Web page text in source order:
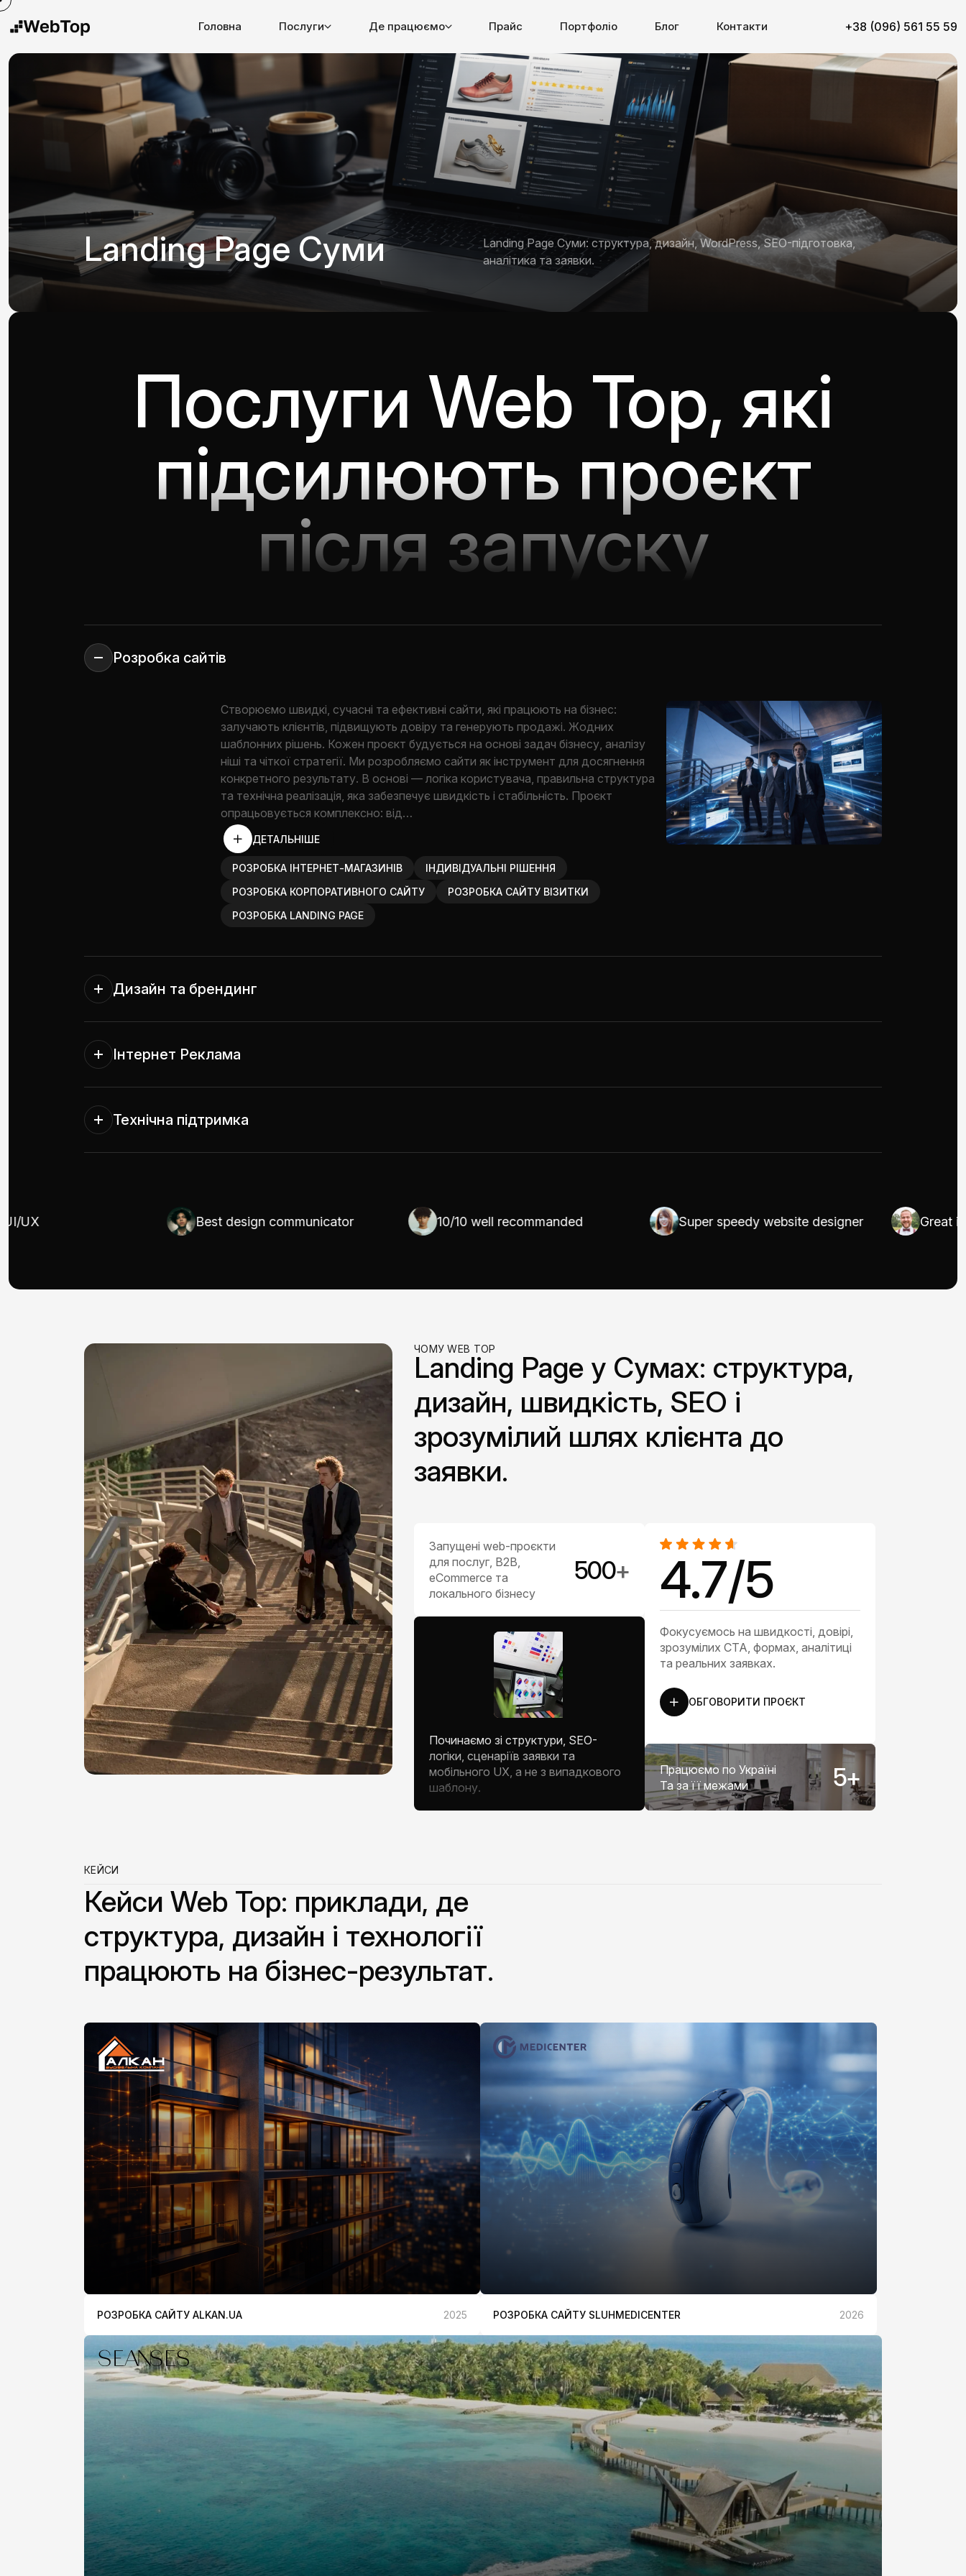
Головна Послуги Де працюємо Прайс Портфоліо Блог Контакти +38 (096) 561 55 59
Landing Page Суми
Landing Page Суми: структура, дизайн, WordPress, SEO-підготовка,
аналітика та заявки.
Послуги Web Top, які
підсилюють проєкт
після запуску
Розробка сайтів
Створюємо швидкі, сучасні та ефективні сайти, які працюють на бізнес:
залучають клієнтів, підвищують довіру та генерують продажі. Жодних
шаблонних рішень. Кожен проєкт будується на основі задач бізнесу, аналізу
ніші та чіткої стратегії. Ми розробляємо сайти як інструмент для досягнення
конкретного результату. В основі — логіка користувача, правильна структура
та технічна реалізація, яка забезпечує швидкість і стабільність. Проєкт
опрацьовується комплексно: від…
ДЕТАЛЬНІШЕ
РОЗРОБКА ІНТЕРНЕТ-МАГАЗИНІВ
ІНДИВІДУАЛЬНІ РІШЕННЯ
РОЗРОБКА КОРПОРАТИВНОГО САЙТУ
РОЗРОБКА САЙТУ ВІЗИТКИ
РОЗРОБКА LANDING PAGE
Дизайн та брендинг
Інтернет Реклама
Технічна підтримка
Best design communicator 10/10 well recommanded Super speedy website designer Great in UI/
ЧОМУ WEB TOP
Landing Page у Сумах: структура,
дизайн, швидкість, SEO і
зрозумілий шлях клієнта до
заявки.
Запущені web-проєкти
для послуг, B2B,
eCommerce та
локального бізнесу
500+
Починаємо зі структури, SEO-
логіки, сценаріїв заявки та
мобільного UX, а не з випадкового
шаблону.
4.7/5
Фокусуємось на швидкості, довірі,
зрозумілих CTA, формах, аналітиці
та реальних заявках.
ОБГОВОРИТИ ПРОЄКТ
Працюємо по Україні
Та за її межами
5+
КЕЙСИ
Кейси Web Top: приклади, де
структура, дизайн і технології
працюють на бізнес-результат.
РОЗРОБКА САЙТУ ALKAN.UA 2025 РОЗРОБКА САЙТУ SLUHMEDICENTER 2026